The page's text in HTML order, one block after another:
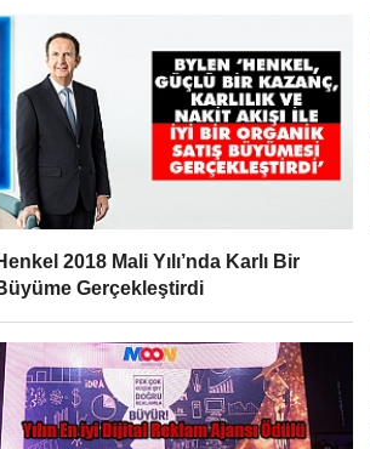
2018 Mali Yılı’nda Karlı Bir
Gerçekleştirdi